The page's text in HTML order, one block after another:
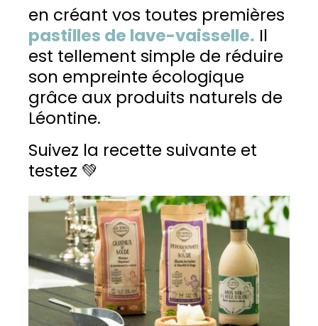
en créant vos toutes premières
pastilles de lave-vaisselle. Il
est tellement simple de réduire
son empreinte écologique
grâce aux produits naturels de
Léontine.
Suivez la recette suivante et
testez 💚